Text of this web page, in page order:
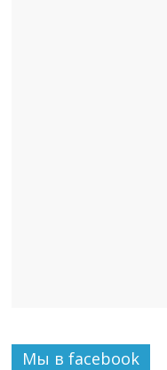
Мы в facebook